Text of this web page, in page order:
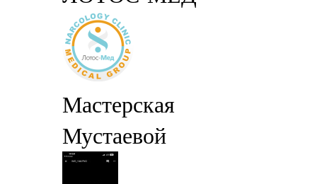
Мастерская
Мустаевой